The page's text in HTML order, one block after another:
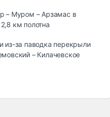
– Муром – Арзамас в
км полотна
из-за паводка перекрыли
– Килачевское